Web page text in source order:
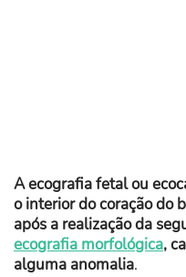
A ecografia fetal ou
o interior do coração do
após a realização da
ecografia morfológica,
alguma anomalia.